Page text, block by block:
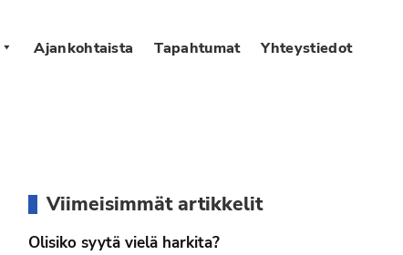
Ajankohtaista Tapahtumat Yhteystiedot
sivupalkki
Viimeisimmät artikkelit
Olisiko syytä vielä harkita?